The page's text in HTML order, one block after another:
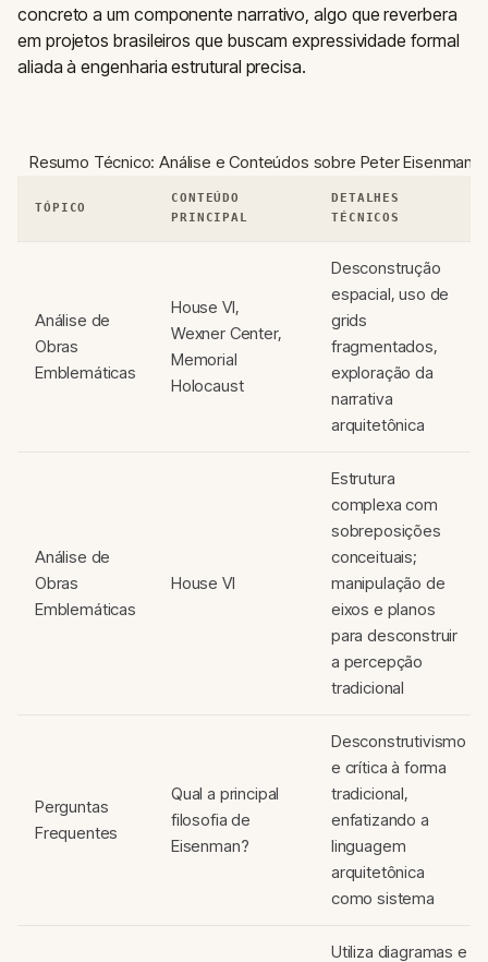
concreto a um componente narrativo, algo que reverbera
em projetos brasileiros que buscam expressividade formal
aliada à engenharia estrutural precisa.
Resumo Técnico: Análise e Conteúdos sobre Peter Eisenman
TÓPICO
CONTEÚDO
PRINCIPAL
DETALHES
TÉCNICOS
Análise de
Obras
Emblemáticas
House VI,
Wexner Center,
Memorial
Holocaust
Desconstrução
espacial, uso de
grids
fragmentados,
exploração da
narrativa
arquitetônica
Análise de
Obras
Emblemáticas
House VI
Estrutura
complexa com
sobreposições
conceituais;
manipulação de
eixos e planos
para desconstruir
a percepção
tradicional
Perguntas
Frequentes
Qual a principal
filosofia de
Eisenman?
Desconstrutivismo
e crítica à forma
tradicional,
enfatizando a
linguagem
arquitetônica
como sistema
Utiliza diagramas e